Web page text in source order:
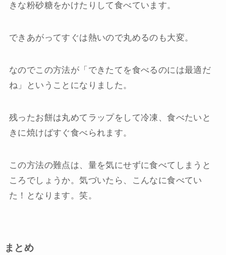
きな粉砂糖をかけたりして食べています。
できあがってすぐは熱いので丸めるのも大変。
なのでこの方法が「できたてを食べるのには最適だ
ね」ということになりました。
残ったお餅は丸めてラップをして冷凍、食べたいと
きに焼けばすぐ食べられます。
この方法の難点は、量を気にせずに食べてしまうと
ころでしょうか。気づいたら、こんなに食べてい
た！となります。笑。
まとめ